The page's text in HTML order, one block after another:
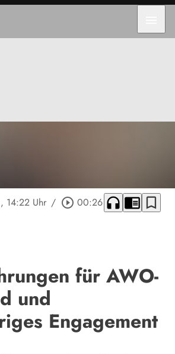
, 14:22 Uhr / play_circle_outline 00:26 headphones chrome_reader_mode bookmark_border
für AWO-
und
Engagement